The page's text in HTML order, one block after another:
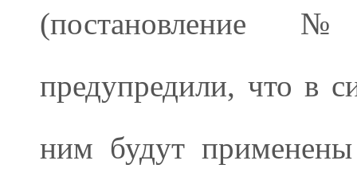
(постановление
предупредили, что в
ним будут